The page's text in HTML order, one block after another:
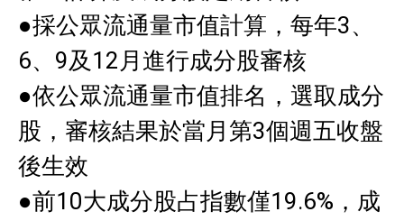
●採公眾流通量市值計算，每年3、
6、9及12月進行成分股審核
●依公眾流通量市值排名，選取成分
股，審核結果於當月第3個週五收盤
後生效
●前10大成分股占指數僅19.6%，成